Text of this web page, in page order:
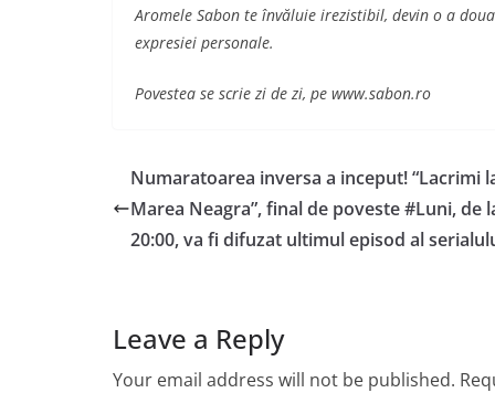
Aromele Sabon te învăluie irezistibil, devin o a
expresiei personale.
Povestea se scrie zi de zi, pe www.sabon.ro
Numaratoarea inversa a inceput! “Lacrimi
Marea Neagra”, final de poveste #Luni, de
20:00, va fi difuzat ultimul episod al
Leave a Reply
Your email address will not be published.